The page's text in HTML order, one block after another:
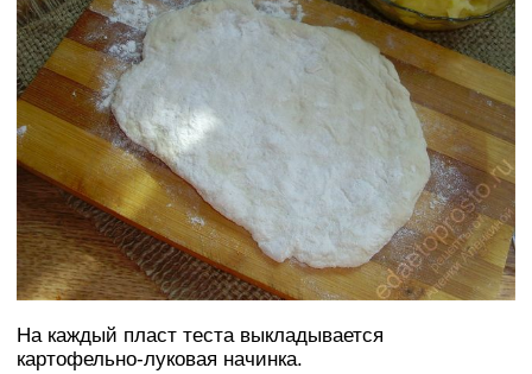
На каждый пласт теста выкладывается
картофельно-луковая начинка.